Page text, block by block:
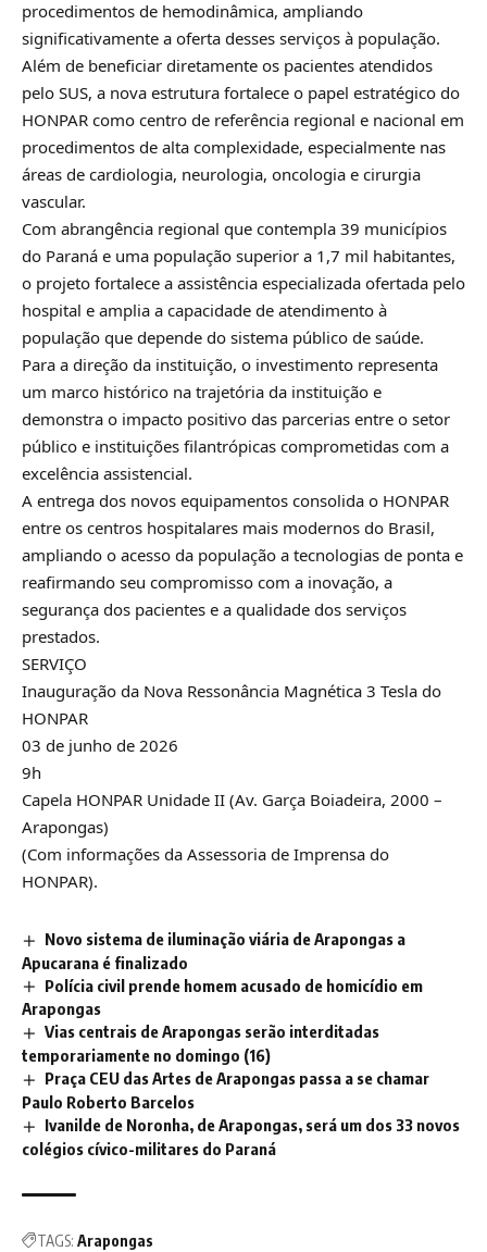
procedimentos de hemodinâmica, ampliando
significativamente a oferta desses serviços à população.
Além de beneficiar diretamente os pacientes atendidos
pelo SUS, a nova estrutura fortalece o papel estratégico do
HONPAR como centro de referência regional e nacional em
procedimentos de alta complexidade, especialmente nas
áreas de cardiologia, neurologia, oncologia e cirurgia
vascular.
Com abrangência regional que contempla 39 municípios
do Paraná e uma população superior a 1,7 mil habitantes,
o projeto fortalece a assistência especializada ofertada pelo
hospital e amplia a capacidade de atendimento à
população que depende do sistema público de saúde.
Para a direção da instituição, o investimento representa
um marco histórico na trajetória da instituição e
demonstra o impacto positivo das parcerias entre o setor
público e instituições filantrópicas comprometidas com a
excelência assistencial.
A entrega dos novos equipamentos consolida o HONPAR
entre os centros hospitalares mais modernos do Brasil,
ampliando o acesso da população a tecnologias de ponta e
reafirmando seu compromisso com a inovação, a
segurança dos pacientes e a qualidade dos serviços
prestados.
SERVIÇO
Inauguração da Nova Ressonância Magnética 3 Tesla do
HONPAR
03 de junho de 2026
9h
Capela HONPAR Unidade II (Av. Garça Boiadeira, 2000 –
Arapongas)
(Com informações da Assessoria de Imprensa do
HONPAR).
Novo sistema de iluminação viária de Arapongas a
Apucarana é finalizado
Polícia civil prende homem acusado de homicídio em
Arapongas
Vias centrais de Arapongas serão interditadas
temporariamente no domingo (16)
Praça CEU das Artes de Arapongas passa a se chamar
Paulo Roberto Barcelos
Ivanilde de Noronha, de Arapongas, será um dos 33 novos
colégios cívico-militares do Paraná
TAGS: Arapongas